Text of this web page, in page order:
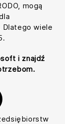
mogą
Dlatego wiele
i znajdź